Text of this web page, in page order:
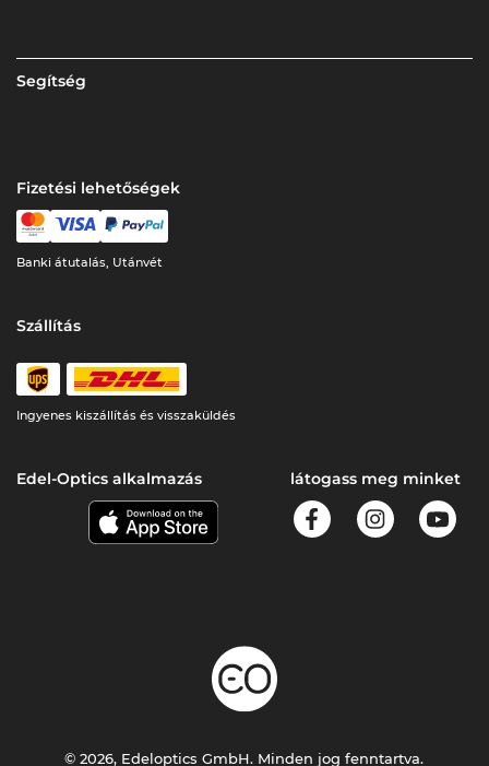
Segítség
Fizetési lehetőségek
Banki átutalás, Utánvét
Szállítás
Ingyenes kiszállítás és visszaküldés
Edel-Optics alkalmazás látogass meg minket
© 2026, Edeloptics GmbH. Minden jog fenntartva.